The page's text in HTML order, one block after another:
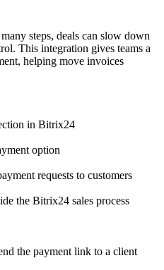
steps, deals can slow down
This integration gives teams a
helping move invoices
in Bitrix24
option
requests to customers
the Bitrix24 sales process
the payment link to a client